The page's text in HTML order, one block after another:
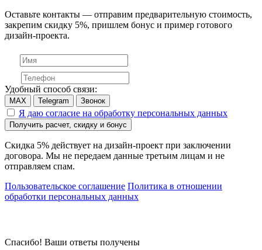
Оставьте контакты — отправим предварительную стоимость,
закрепим скидку 5%, пришлем бонус и пример готового
дизайн-проекта.
Удобный способ связи:
MAX Telegram Звонок
Я даю согласие на обработку персональных данных
Получить расчет, скидку и бонус
Скидка 5% действует на дизайн-проект при заключении
договора. Мы не передаем данные третьим лицам и не
отправляем спам.
Пользовательское соглашение Политика в отношении
обработки персональных данных
Спасибо! Ваши ответы получены